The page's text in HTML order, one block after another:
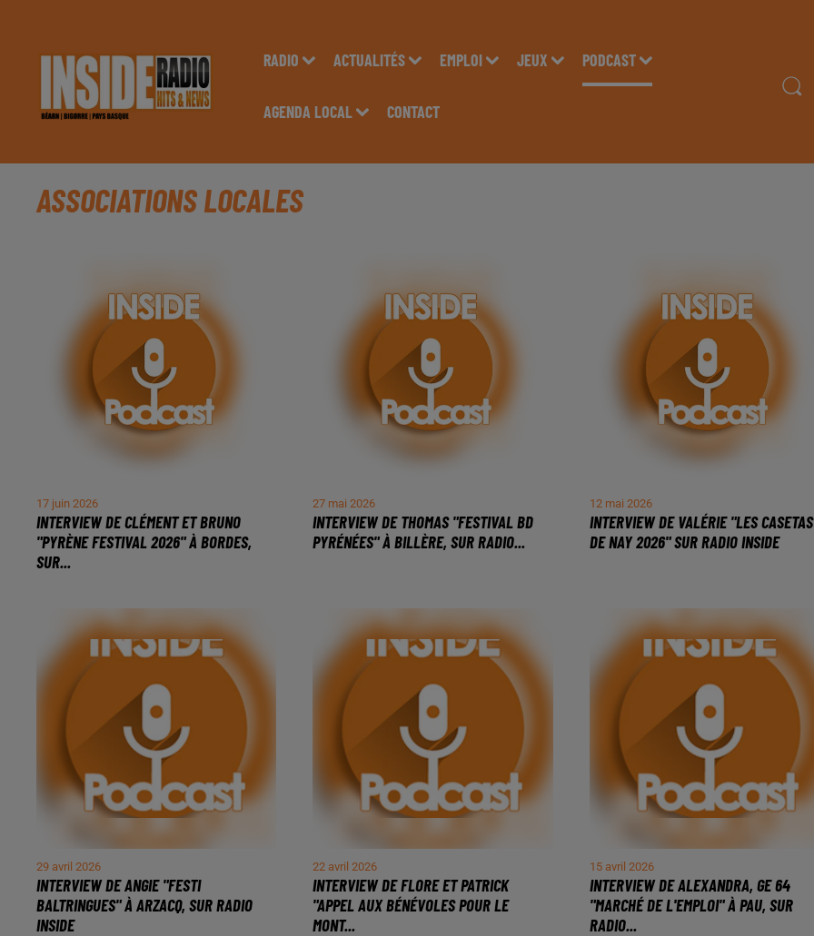
RADIO ACTUALITÉS EMPLOI JEUX PODCAST
AGENDA LOCAL CONTACT
ASSOCIATIONS LOCALES
17 juin 2026
INTERVIEW DE CLÉMENT ET BRUNO
"PYRÈNE FESTIVAL 2026" À BORDES,
SUR...
27 mai 2026
INTERVIEW DE THOMAS "FESTIVAL BD
PYRÉNÉES" À BILLÈRE, SUR RADIO...
12 mai 2026
INTERVIEW DE VALÉRIE "LES CASETAS
DE NAY 2026" SUR RADIO INSIDE
29 avril 2026
INTERVIEW DE ANGIE "FESTI
BALTRINGUES" À ARZACQ, SUR RADIO
INSIDE
22 avril 2026
INTERVIEW DE FLORE ET PATRICK
"APPEL AUX BÉNÉVOLES POUR LE
MONT...
15 avril 2026
INTERVIEW DE ALEXANDRA, GE 64
"MARCHÉ DE L'EMPLOI" À PAU, SUR
RADIO...